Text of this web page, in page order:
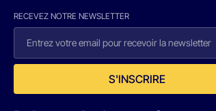
RECEVEZ NOTRE NEWSLETTER
S'INSCRIRE